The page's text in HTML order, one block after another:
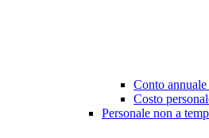
Conto
Costo
Personale non a